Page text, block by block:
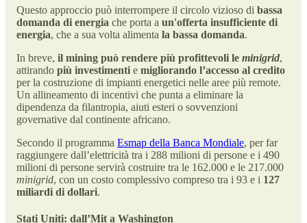
Questo approccio può interrompere il circolo vizioso di bassa
domanda di energia che porta a un'offerta insufficiente di
energia, che a sua volta alimenta la bassa domanda.
In breve, il mining può rendere più profittevoli le minigrid,
attirando più investimenti e migliorando l’accesso al credito
per la costruzione di impianti energetici nelle aree più remote.
Un allineamento di incentivi che punta a eliminare la
dipendenza da filantropia, aiuti esteri o sovvenzioni
governative dal continente africano.
Secondo il programma Esmap della Banca Mondiale, per far
raggiungere dall’elettricità tra i 288 milioni di persone e i 490
milioni di persone servirà costruire tra le 162.000 e le 217.000
minigrid, con un costo complessivo compreso tra i 93 e i 127
miliardi di dollari.
Stati Uniti: dall’Mit a Washington